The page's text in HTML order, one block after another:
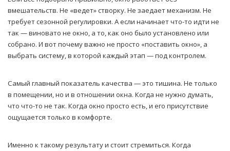
вмешательств. Не «ведет» створку. Не заедает механизм. Не
требует сезонной регулировки. А если начинает что-то идти не
так — виновато не окно, а то, как оно было установлено или
собрано. И вот почему важно не просто «поставить окно», а
выбрать систему, в которой каждый этап — под контролем.
Самый главный показатель качества — это тишина. Не только
в помещении, но и в отношении окна. Когда не нужно думать,
что что-то не так. Когда окно просто есть, и его присутствие
ощущается только в комфорте.
Именно к такому результату и стоит стремиться. Когда